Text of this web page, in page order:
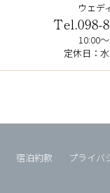
ウェデ
Tel.098-
10:00
定休日：
宿泊約款 プライバ